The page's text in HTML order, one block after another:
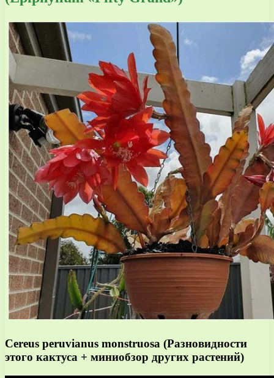
Cereus peruvianus monstruosa (Разновидности
этого кактуса + миниобзор других растений)